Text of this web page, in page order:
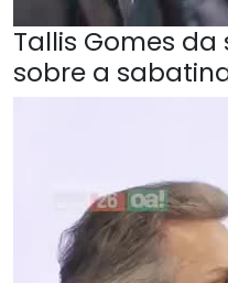
Tallis Gomes
sobre a